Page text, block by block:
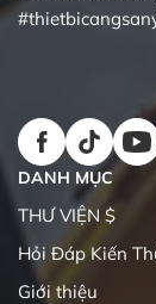
DANH MỤC
THƯ VIỆN $
Hỏi Đáp Kiến
Giới thiệu